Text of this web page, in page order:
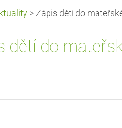
> Zápis dětí do
dětí do